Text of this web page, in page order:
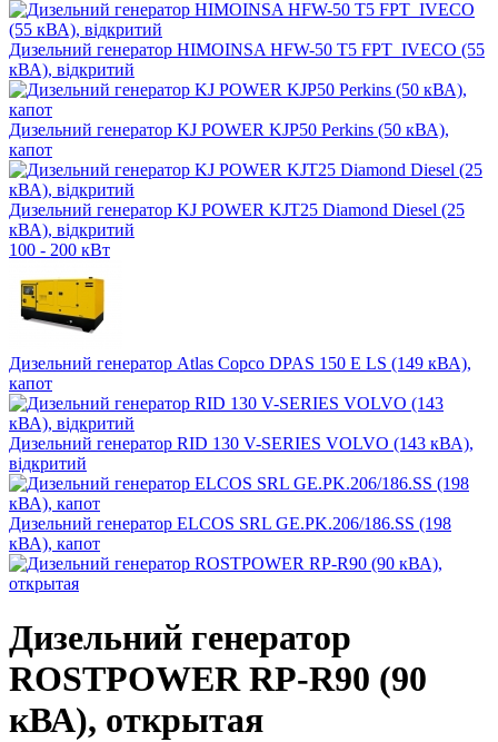
Дизельний генератор HIMOINSA HFW-50 T5 FPT_IVECO (55
кВА), відкритий
Дизельний генератор KJ POWER KJP50 Perkins (50 кВА),
капот
Дизельний генератор KJ POWER KJT25 Diamond Diesel (25
кВА), відкритий
100 - 200 кВт
Дизельний генератор Atlas Copco DPAS 150 E LS (149 кВА),
капот
Дизельний генератор RID 130 V-SERIES VOLVO (143 кВА),
відкритий
Дизельний генератор ELCOS SRL GE.PK.206/186.SS (198
кВА), капот
Дизельний генератор
ROSTPOWER RP-R90 (90
кВА), открытая